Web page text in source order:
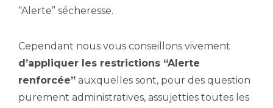
“Alerte” sécheresse.
Cependant nous vous conseillons vivement
d’appliquer les restrictions “Alerte
renforcée” auxquelles sont, pour des question
purement administratives, assujetties toutes les